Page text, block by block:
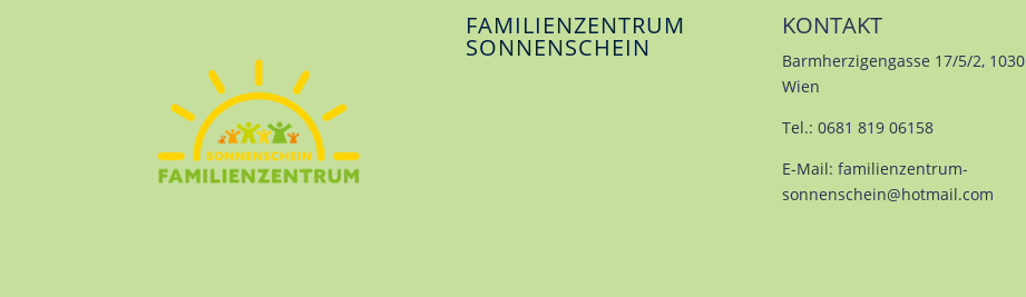
FAMILIENZENTRUM
SONNENSCHEIN
KONTAKT
Barmherzigengasse 17/5/2, 1030
Wien
Tel.: 0681 819 06158
E-Mail: familienzentrum-
sonnenschein@hotmail.com